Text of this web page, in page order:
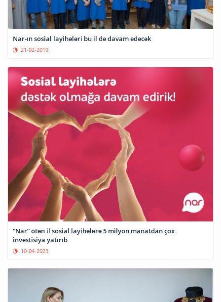
Nar-ın sosial layihələri bu il də davam edəcək
21-02-2019
“Nar” ötən il sosial layihələrə 5 milyon manatdan çox
investisiya yatırıb
10-04-2023